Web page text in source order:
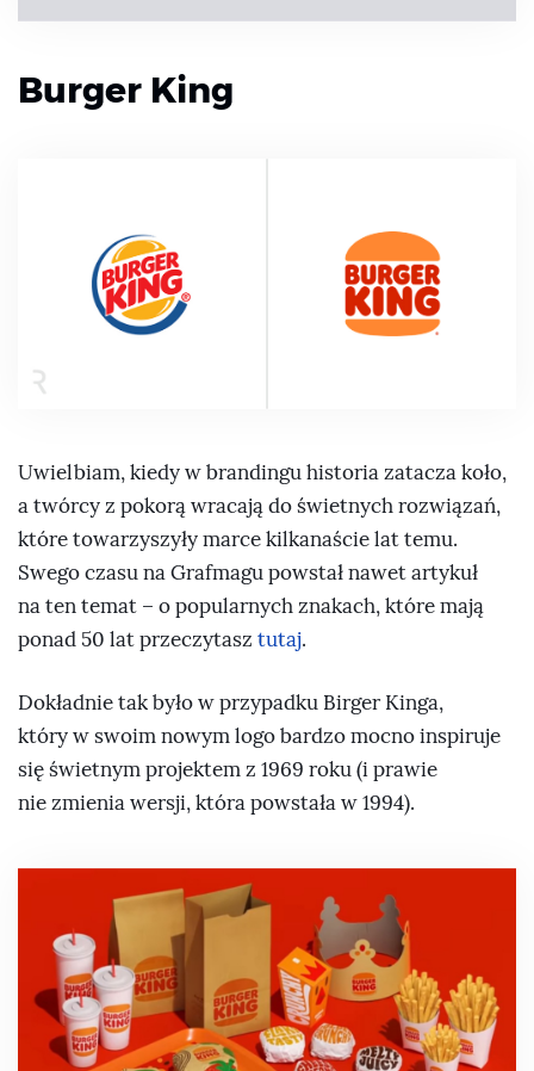
Burger King
Uwielbiam, kiedy w brandingu historia zatacza koło,
a twórcy z pokorą wracają do świetnych rozwiązań,
które towarzyszyły marce kilkanaście lat temu.
Swego czasu na Grafmagu powstał nawet artykuł
na ten temat – o popularnych znakach, które mają
ponad 50 lat przeczytasz tutaj.
Dokładnie tak było w przypadku Birger Kinga,
który w swoim nowym logo bardzo mocno inspiruje
się świetnym projektem z 1969 roku (i prawie
nie zmienia wersji, która powstała w 1994).